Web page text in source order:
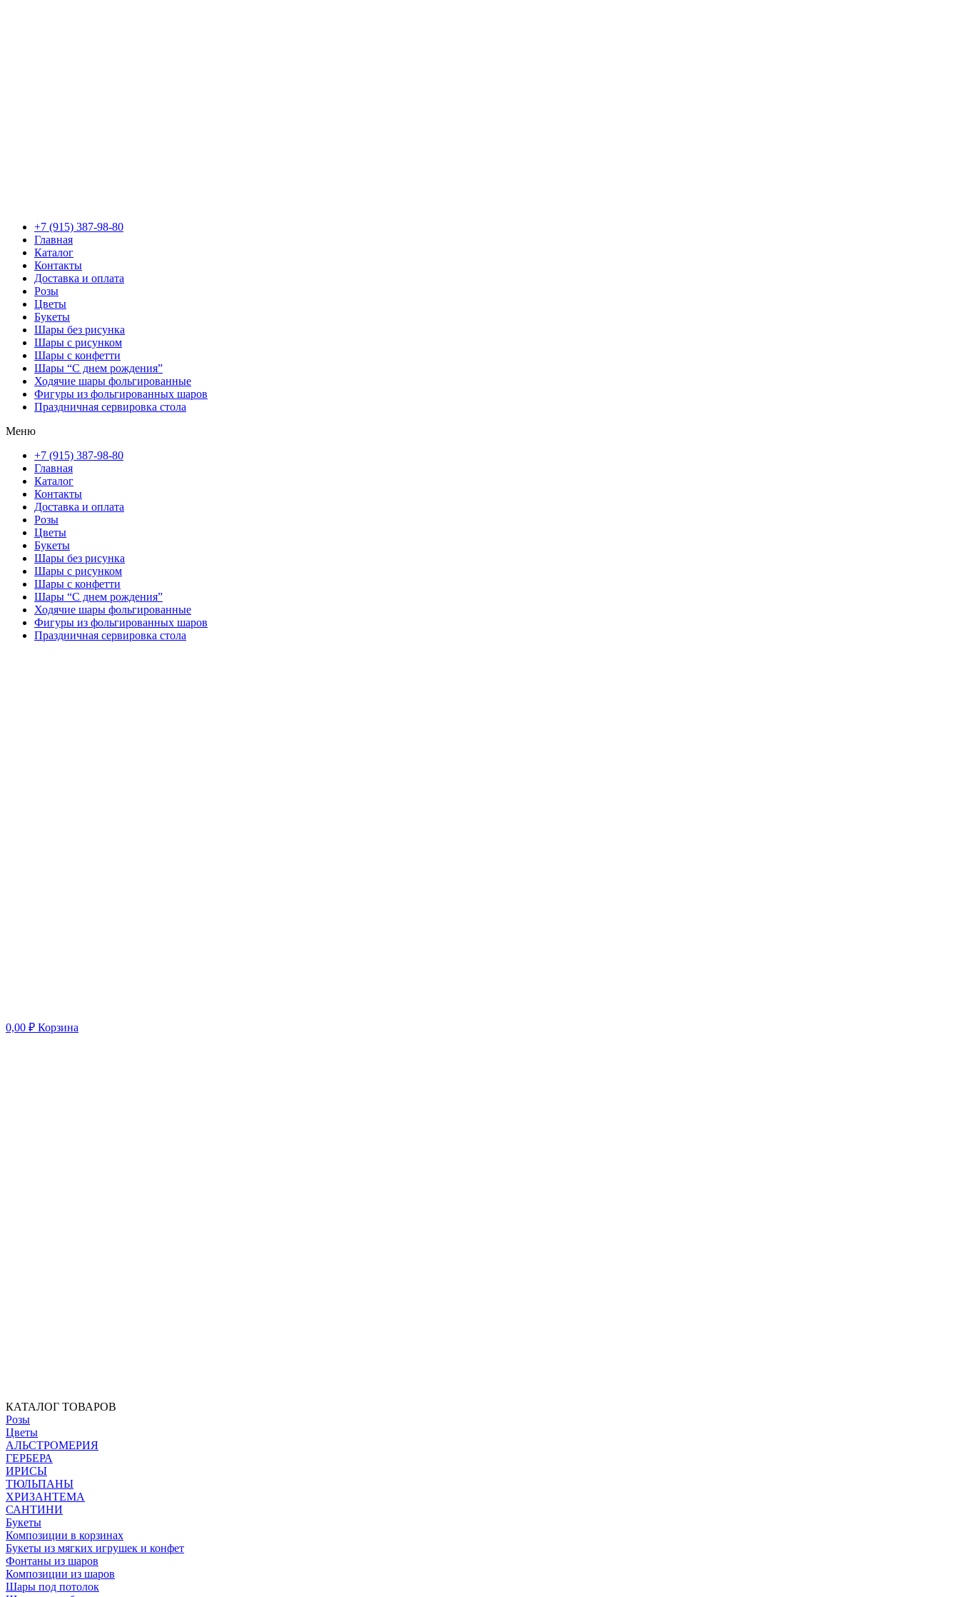
+7 (915) 387-98-80
Главная
Каталог
Контакты
Доставка и оплата
Розы
Цветы
Букеты
Шары без рисунка
Шары с рисунком
Шары с конфетти
Шары “С днем рождения”
Ходячие шары фольгированные
Фигуры из фольгированных шаров
Праздничная сервировка стола
Меню
+7 (915) 387-98-80
Главная
Каталог
Контакты
Доставка и оплата
Розы
Цветы
Букеты
Шары без рисунка
Шары с рисунком
Шары с конфетти
Шары “С днем рождения”
Ходячие шары фольгированные
Фигуры из фольгированных шаров
Праздничная сервировка стола
0,00 ₽ Корзина
КАТАЛОГ ТОВАРОВ
Розы
Цветы
АЛЬСТРОМЕРИЯ
ГЕРБЕРА
ИРИСЫ
ТЮЛЬПАНЫ
ХРИЗАНТЕМА
САНТИНИ
Букеты
Композиции в корзинах
Букеты из мягких игрушек и конфет
Фонтаны из шаров
Композиции из шаров
Шары под потолок